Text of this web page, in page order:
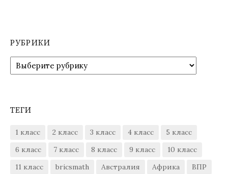
РУБРИКИ
Рубрики
ТЕГИ
1 класс 2 класс 3 класс 4 класс
5 класс
6 класс
7 класс 8 класс 9 класс
10 класс
11 класс
bricsmath Австралия Африка
ВПР